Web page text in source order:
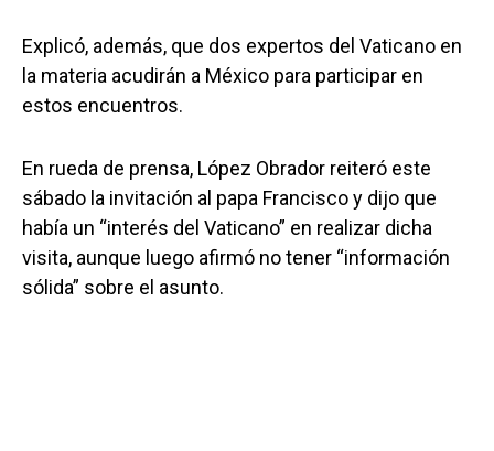
Explicó, además, que dos expertos del Vaticano en
la materia acudirán a México para participar en
estos encuentros.
En rueda de prensa, López Obrador reiteró este
sábado la invitación al papa Francisco y dijo que
había un “interés del Vaticano” en realizar dicha
visita, aunque luego afirmó no tener “información
sólida” sobre el asunto.